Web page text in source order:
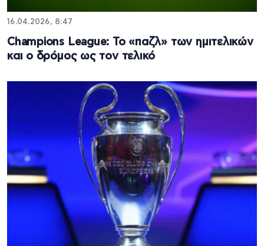
16.04.2026, 8:47
Champions League: Το «παζλ» των ημιτελικών
και ο δρόμος ως τον τελικό